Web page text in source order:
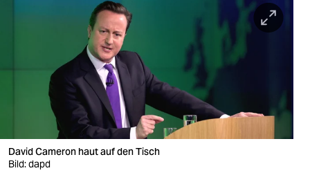
wahrheit
verlag
veranstaltungen
David Cameron haut auf den Tisch
Bild: dapd